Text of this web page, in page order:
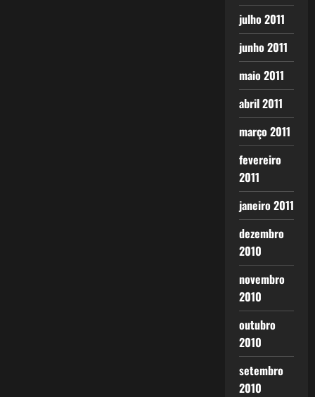
julho 2011
junho 2011
maio 2011
abril 2011
março 2011
fevereiro
2011
janeiro 2011
dezembro
2010
novembro
2010
outubro
2010
setembro
2010